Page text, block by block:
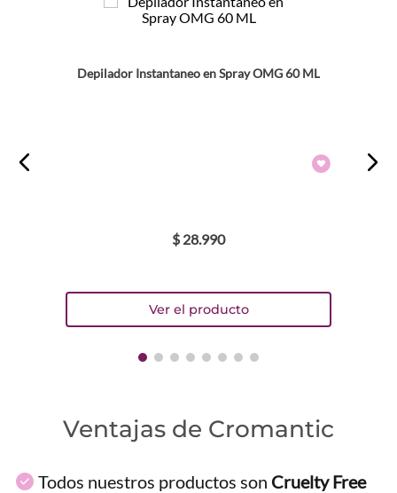
Depilador Instantaneo en Spray OMG 60 ML
$ 28.990
Ventajas de Cromantic
Todos nuestros productos son Cruelty Free